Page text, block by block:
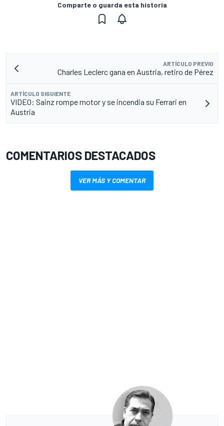
Comparte o guarda esta historia
ARTÍCULO PREVIO
Charles Leclerc gana en Austria, retiro de Pérez
ARTÍCULO SIGUIENTE
VIDEO: Sainz rompe motor y se incendia su Ferrari en
Austria
COMENTARIOS DESTACADOS
VER MÁS Y COMENTAR